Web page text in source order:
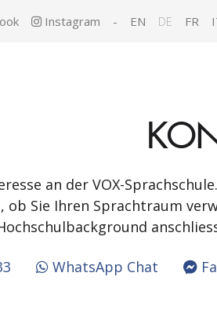
Instagram - EN DE FR
an der VOX-
ob Sie Ihren Sprachtraum
WhatsApp Chat